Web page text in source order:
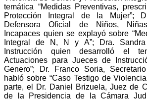
temática “Medidas Preventivas,
Protección Integral de la Mujer”;
Defensora Oficial de Niños,
Incapaces quien se explayó sobre
Integral de N, N y A”; Dra.
Instrucción quien desarrolló el
Actuaciones para Jueces de
Genero”; Dr. Franco Soria,
habló sobre “Caso Testigo de
parte, el Dr. Daniel Brizuela, Juez de
de la Presidencia de la Cámara